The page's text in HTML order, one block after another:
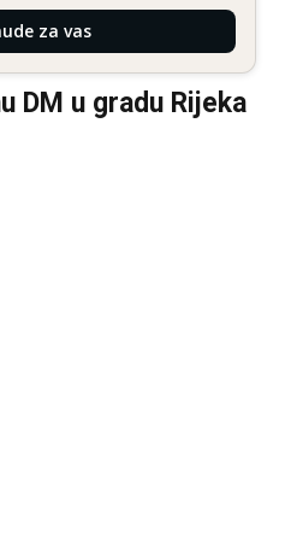
za vas
DM u gradu Rijeka